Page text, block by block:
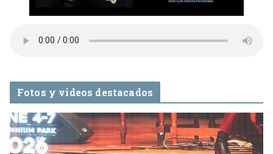
Fotos y videos destacados